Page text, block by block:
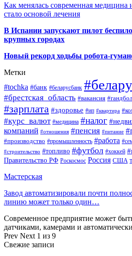
Как менялась современная медицина
стало основой лечения
В Испании запускают пилот
крупных городах
Новый рекорд ходьбы робота-
Метки
#tochka #банк #беларусбанк
#брестская_область #вакансия #гандбол
#зарплата #здоровье #ип #квартира
#курс_валют #медицина #налог
компаний #отношения #пенсия #питание
#производство #промышленность #работа
#строительство #топливо #футбол #хоккей
Правительство РФ Роскосмос Россия США
Мастерская
Завод автоматизировали почти
линию может только один…
Современное предприятие может
датчиками, камерами и
Prev Next 1 из 9
Свежие записи